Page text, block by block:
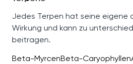
Jedes Terpen hat seine eigene
Wirkung und kann zu
beitragen.
Beta-MyrcenBeta-Caryophyllen